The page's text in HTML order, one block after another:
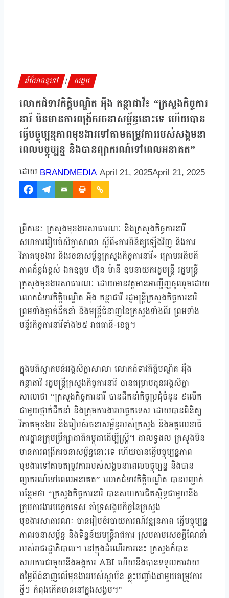
ព័ត៌មានទូទៅ | សង្គម
លោកជំទាវកិត្តិបណ្ឌិត អ៉ឹង កន្ថាផាវី៖ “ក្រសួងកិច្ចការ
នារី មិនមានការពង្រីករចនាសម្ព័ន្ធនោះទេ ហើយបាន
ធ្វើបច្ចុប្បន្នភាពមុខងារទៅតាមតម្រូវការរបស់សង្គមនា
ពេលបច្ចុប្បន្ន និងបានព្យាករណ៍ទៅពេលអនាគត”
BRANDMEDIA April 21, 2025April 21, 2025
ព្រឹកនេះ ក្រសួងមុខងារសាធារណៈ និងក្រសួងកិច្ចការនារី
សហការរៀបចំសិក្ខាសាលា ស្តីពី«ការពិនិត្យឡើងវិញ និងការ
វិភាគមុខងារ និងរចនាសម្ព័ន្ធក្រសួងកិច្ចការនារី» ក្រោមអធិបតី
ភាពដ៏ខ្ពង់ខ្ពស់ ឯកឧត្តម ហ៊ុន ម៉ានី ឧបនាយករដ្ឋមន្ត្រី រដ្ឋមន្ត្រី
ក្រសួងមុខងារសាធារណៈ ដោយមានវត្តមានអញ្ជើញចូលរួមដោយ
លោកជំទាវកិត្តិបណ្ឌិត អ៉ឹង កន្ថាផាវី រដ្ឋមន្ត្រីក្រសួងកិច្ចការនារី
ព្រមទាំងថ្នាក់ដឹកនាំ និងមន្ត្រីជំនាញនៃក្រសួងទាំងពីរ ព្រមទាំង
មន្ទីរកិច្ចការនារីទាំង២៥ រាជធានី-ខេត្ត។
ក្នុងមតិស្វាគមន៍អង្គសិក្ខាសាលា លោកជំទាវកិត្តិបណ្ឌិត អ៉ឹង
កន្ថាផាវី រដ្ឋមន្ត្រីក្រសួងកិច្ចការនារី បានជម្រាបជូនអង្គសិក្ខា
សាលាថា “ក្រសួងកិច្ចការនារី បានដឹកនាំកិច្ចប្រជុំចំនួន ៩លើក
ជាមួយថ្នាក់ដឹកនាំ និងក្រុមការងារបច្ចេកទេស ដោយបានពិនិត្យ
វិភាគមុខងារ និងរៀបចំរចនាសម្ព័ន្ធរបស់ក្រសួង និងអគ្គលេខាធិ
ការដ្ឋានក្រុមប្រឹក្សាជាតិកម្ពុជាដើម្បីស្រ្តី។ ជាលទ្ធផល ក្រសួងមិន
មានការពង្រីករចនាសម្ព័ន្ធនោះទេ ហើយបានធ្វើបច្ចុប្បន្នភាព
មុខងារទៅតាមតម្រូវការរបស់សង្គមនាពេលបច្ចុប្បន្ន និងបាន
ព្យាករណ៍ទៅពេលអនាគត” លោកជំទាវកិត្តិបណ្ឌិត បានបញ្ជាក់
បន្ថែមថា “ក្រសួងកិច្ចការនារី បានសហការជិតស្និទ្ធជាមួយនឹង
ក្រុមការងារបច្ចេកទេស គាំទ្រសង្គមកិច្ចនៃក្រសួង
មុខងារសាធារណៈ បានរៀបចំរបាយការណ៍វឌ្ឍនភាព ធ្វើបច្ចុប្បន្ន
ភាពរចនាសម្ព័ន្ធ និងទិន្នន័យមន្ត្រីរាជការ ស្របតាមសេចក្តីណែនាំ
របស់រាជរដ្ឋាភិបាល។ នៅក្នុងដំណើរការនេះ ក្រសួងក៏បាន
សហការជាមួយនឹងអង្គការ ABI ហើយនឹងបានទទួលការវាយ
តម្លៃពីជំនាញលើមុខងាររបស់ស្ថាប័ន ឆ្លុះបញ្ចាំងជាមួយតម្រូវការ
ថ្មីៗ កំពុងកើតមាននៅក្នុងសង្គម។”